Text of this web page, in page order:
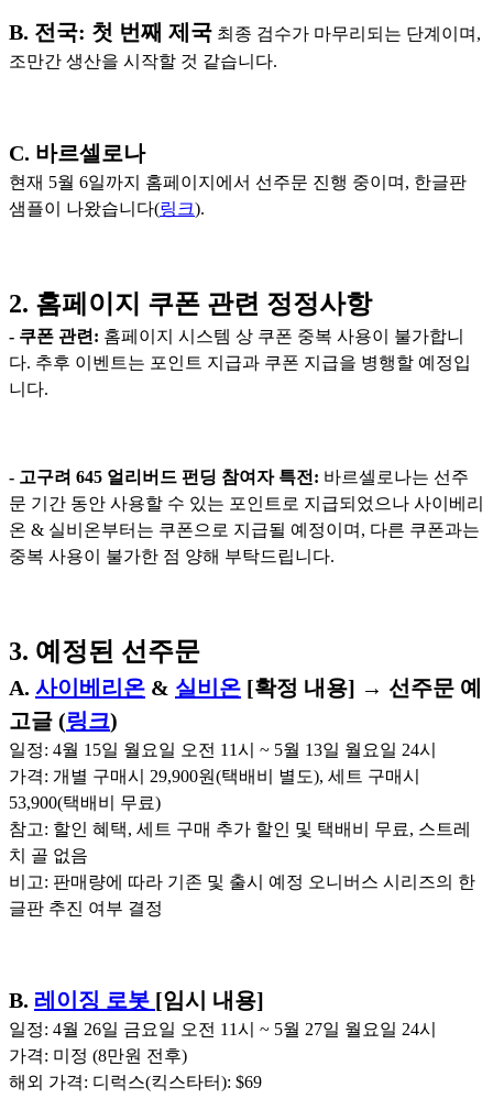
B. 전국: 첫 번째 제국 최종 검수가 마무리되는 단계이며,
조만간 생산을 시작할 것 같습니다.
C. 바르셀로나
현재 5월 6일까지 홈페이지에서 선주문 진행 중이며, 한글판
샘플이 나왔습니다(링크).
2. 홈페이지 쿠폰 관련 정정사항
- 쿠폰 관련: 홈페이지 시스템 상 쿠폰 중복 사용이 불가합니
다. 추후 이벤트는 포인트 지급과 쿠폰 지급을 병행할 예정입
니다.
- 고구려 645 얼리버드 펀딩 참여자 특전: 바르셀로나는 선주
문 기간 동안 사용할 수 있는 포인트로 지급되었으나 사이베리
온 & 실비온부터는 쿠폰으로 지급될 예정이며, 다른 쿠폰과는
중복 사용이 불가한 점 양해 부탁드립니다.
3. 예정된 선주문
A. 사이베리온 & 실비온 [확정 내용] → 선주문 예
고글 (링크)
일정: 4월 15일 월요일 오전 11시 ~ 5월 13일 월요일 24시
가격: 개별 구매시 29,900원(택배비 별도), 세트 구매시
53,900(택배비 무료)
참고: 할인 혜택, 세트 구매 추가 할인 및 택배비 무료, 스트레
치 골 없음
비고: 판매량에 따라 기존 및 출시 예정 오니버스 시리즈의 한
글판 추진 여부 결정
B. 레이징 로봇 [임시 내용]
일정: 4월 26일 금요일 오전 11시 ~ 5월 27일 월요일 24시
가격: 미정 (8만원 전후)
해외 가격: 디럭스(킥스타터): $69